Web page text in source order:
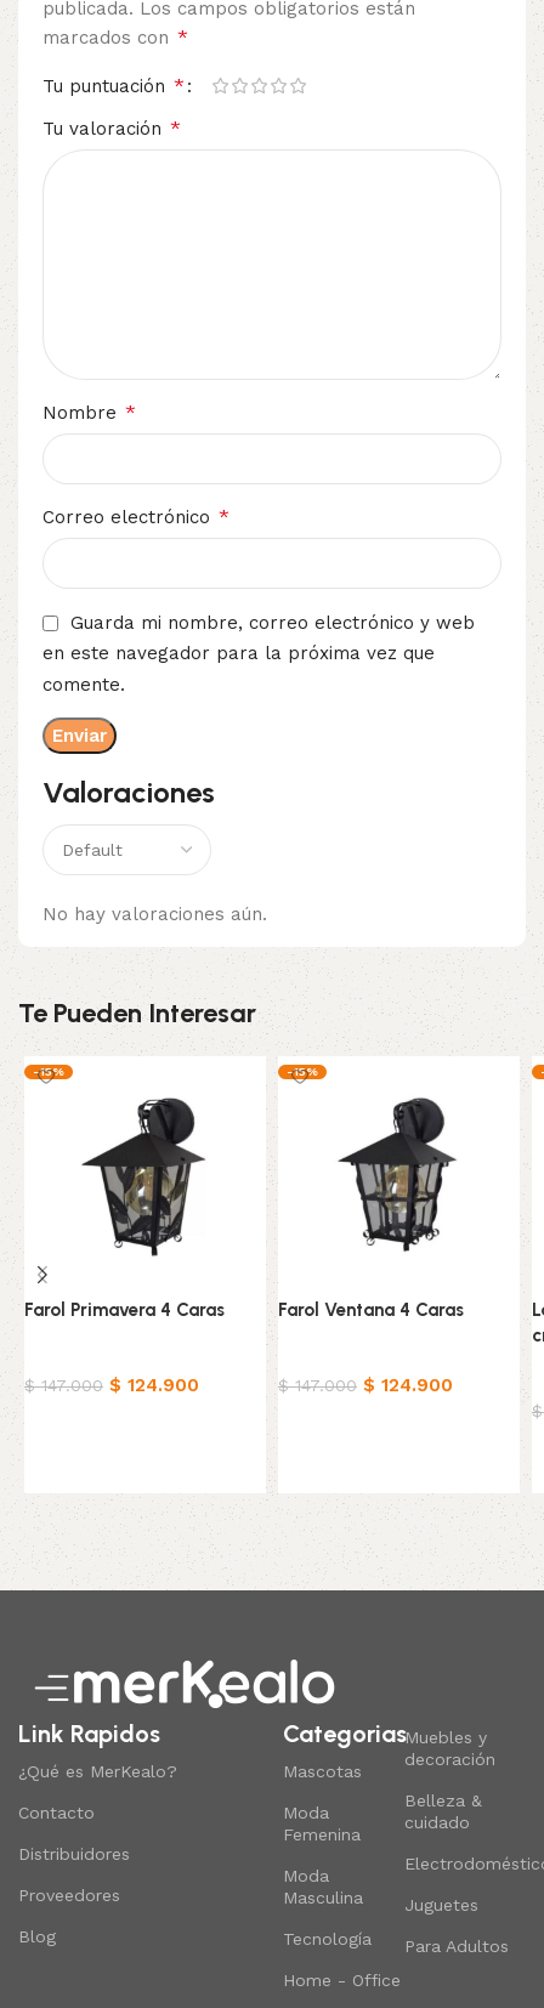
Valoraciones
No hay valoraciones aún.
publicada. Los campos obligatorios están
marcados con *
Tu puntuación *
Tu valoración *
Nombre *
Correo electrónico *
Guarda mi nombre, correo electrónico y web
en este navegador para la próxima vez que
comente.
Te Pueden Interesar
-15%
Farol Primavera 4 Caras
$147.000 $ 124.900
-15%
Farol Ventana 4 Caras
$147.000 $ 124.900
$
Read More
Link Rapidos
¿Qué es MerKealo?
Contacto
Distribuidores
Proveedores
Blog
Categorias
Mascotas
Moda
Femenina
Moda
Masculina
Tecnología
Home - Office
Muebles y
decoración
Belleza &
cuidado
Juguetes
Para Adultos